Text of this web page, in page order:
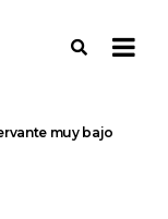
muy bajo